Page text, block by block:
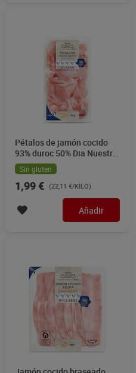
Pétalos de jamón cocido
93% duroc 50% Dia Nuestra
Alacena 90 g
Sin gluten
1,99 € (22,11 €/KILO)
Añadir